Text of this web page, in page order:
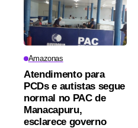
Amazonas
Atendimento para
PCDs e autistas segue
normal no PAC de
Manacapuru,
esclarece governo